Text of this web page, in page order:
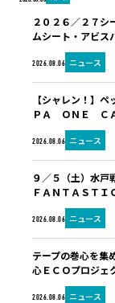
2026.08.06 ニュース
２０２６／２７
ムシート・アビス
2026.08.06 ニュース
【シャレン！】
ＰＡ ＯＮＥ Ｃ
2026.08.06 ニュース
９／５（土）水
ＦＡＮＴＡＳＴ
2026.08.06 ニュース
テープの巻心を
心ＥＣＯプロジェ